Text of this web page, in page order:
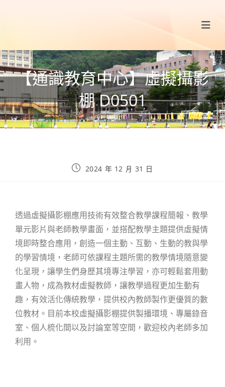
【通識教育中心】虛擬攝影
棚 D0501
2024 年 12 月 31 日
透過虛擬攝影棚應用技術有效整合教學課程簡報、教學
單元影片與老師教學畫面，並搭配教學主題提供虛擬情
境即時整合應用，創造一個主動、互動、生動的教與學
的學習情境，老師可依課程主題所需的教學情境隨意變
化呈現，讓學生們身歷其境專注學習，亦可輕鬆套用動
畫人物，成為教材虛擬教師，讓教學過程更加生動有
趣，有效活化傳統教學，提供校內教師製作更優質的數
位教材。目前本校虛擬攝影棚提供製播環境、專屬錄音
室、個人梳化間以及討論室等空間，歡迎校內老師多加
利用。